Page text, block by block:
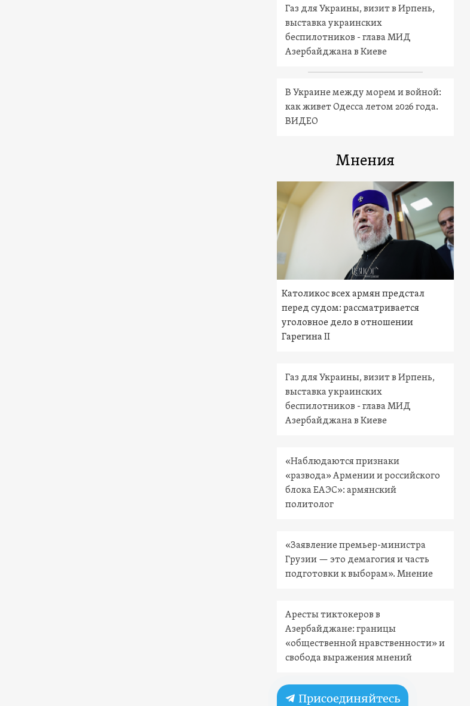
Газ для Украины, визит в Ирпень,
выставка украинских
беспилотников - глава МИД
Азербайджана в Киеве
В Украине между морем и войной:
как живет Одесса летом 2026 года.
ВИДЕО
Мнения
Католикос всех армян предстал
перед судом: рассматривается
уголовное дело в отношении
Гарегина II
Газ для Украины, визит в Ирпень,
выставка украинских
беспилотников - глава МИД
Азербайджана в Киеве
«Наблюдаются признаки
«развода» Армении и российского
блока ЕАЭС»: армянский
политолог
«Заявление премьер-министра
Грузии — это демагогия и часть
подготовки к выборам». Мнение
Аресты тиктокеров в
Азербайджане: границы
«общественной нравственности» и
свобода выражения мнений
Присоединяйтесь